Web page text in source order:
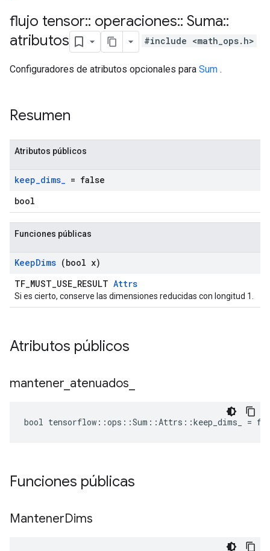
flujo tensor:: operaciones:: Suma::
atributos
#include <math_ops.h>
Configuradores de atributos opcionales para Sum .
Resumen
Atributos públicos
keep_dims_ = false
bool
Funciones públicas
KeepDims (bool x)
TF_MUST_USE_RESULT Attrs
Si es cierto, conserve las dimensiones reducidas con longitud 1.
Atributos públicos
mantener atenuados
bool tensorflow::ops::Sum::Attrs::keep_dims_ =
Funciones públicas
MantenerDims